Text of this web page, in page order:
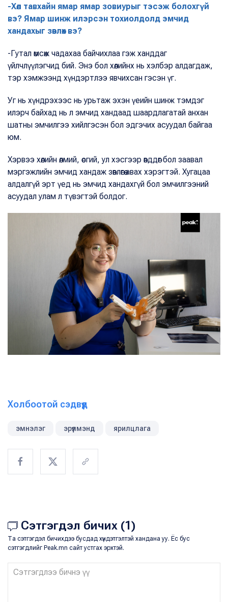
-Хөл тавхайн ямар ямар зовиурыг тэсэж болохгүй
вэ? Ямар шинж илэрсэн тохиолдолд эмчид
хандахыг зөвлөх вэ?
-Гутал өмсөж чадахаа байчихлаа гэж ханддаг
үйлчлүүлэгчид бий. Энэ бол хөлийнх нь хэлбэр алдагдаж,
тэр хэмжээнд хүндэртлээ явчихсан гэсэн үг.
Уг нь хүндрэхээс нь урьтаж эхэн үеийн шинж тэмдэг
илэрч байхад нь л эмчид хандаад шаардлагатай анхан
шатны эмчилгээ хийлгэсэн бол эдгэчих асуудал байгаа
юм.
Хэрвээ хөлийн өлмий, өсгий, ул хэсгээр өвддөг бол заавал
мэргэжлийн эмчид хандаж зөвлөгөө авах хэрэгтэй. Хугацаа
алдалгүй эрт үед нь эмчид хандахгүй бол эмчилгээний
асуудал улам л түвэгтэй болдог.
Холбоотой сэдвүүд
эмнэлэг эрүүлмэнд ярилцлага
Сэтгэгдэл бичих (1)
Та сэтгэгдэл бичихдээ бусдад хүндэтгэлтэй хандана уу. Ёс бус
сэтгэгдлийг Peak.mn сайт устгах эрхтэй.